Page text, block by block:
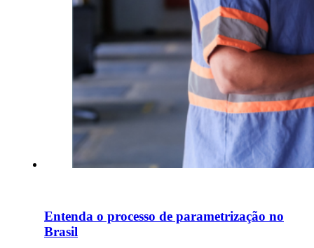
Entenda o processo de parametrização no
Brasil